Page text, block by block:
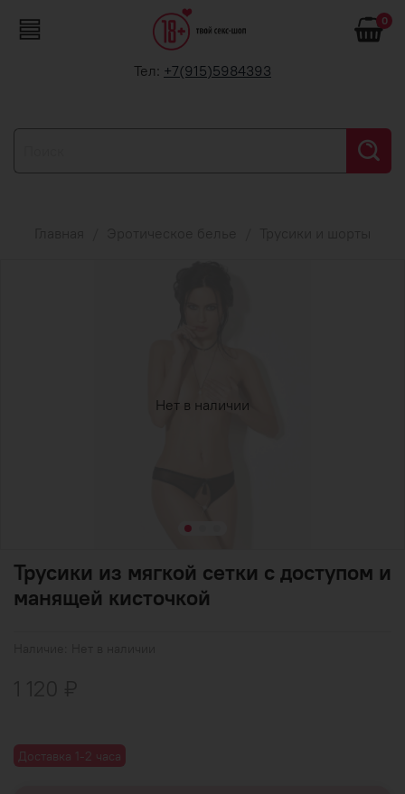
0
Тел: +7(915)5984393
Нет в наличии
Доставка 1-2 часа
Трусики из мягкой сетки с доступом и
манящей кисточкой